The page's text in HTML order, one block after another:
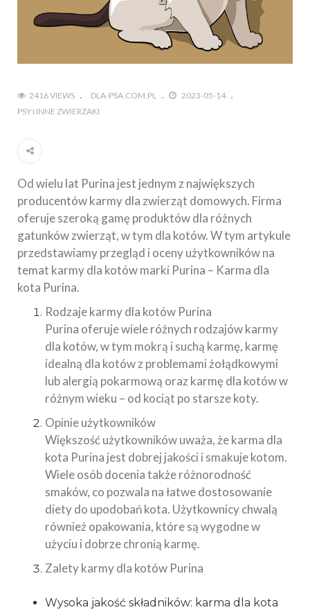
2416 VIEWS DLA-PSA.COM.PL
2023-05-14
PSY I INNE ZWIERZAKI
Od wielu lat Purina jest jednym z największych
producentów karmy dla zwierząt domowych. Firma
oferuje szeroką gamę produktów dla różnych
gatunków zwierząt, w tym dla kotów. W tym artykule
przedstawiamy przegląd i oceny użytkowników na
temat karmy dla kotów marki Purina – Karma dla
kota Purina.
Rodzaje karmy dla kotów Purina
Purina oferuje wiele różnych rodzajów karmy
dla kotów, w tym mokrą i suchą karmę, karmę
idealną dla kotów z problemami żołądkowymi
lub alergią pokarmową oraz karmę dla kotów w
różnym wieku – od kociąt po starsze koty.
Opinie użytkowników
Większość użytkowników uważa, że karma dla
kota Purina jest dobrej jakości i smakuje kotom.
Wiele osób docenia także różnorodność
smaków, co pozwala na łatwe dostosowanie
diety do upodobań kota. Użytkownicy chwalą
również opakowania, które są wygodne w
użyciu i dobrze chronią karmę.
Zalety karmy dla kotów Purina
Wysoka jakość składników: karma dla kota